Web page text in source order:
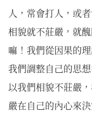
人，常會打人，或
相貌就不莊嚴，就
嘛！我們從因果的
我們調整自己的思
以我們相貌不莊嚴
嚴在自己的內心來